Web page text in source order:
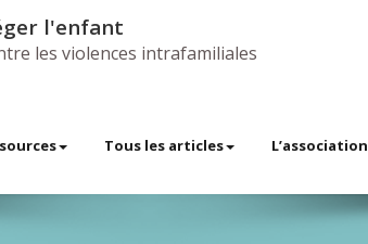
l'enfant
les violences intrafamiliales
Tous les articles L’association